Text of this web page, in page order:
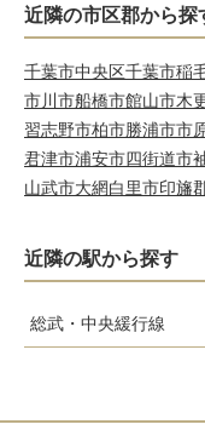
近隣の市区郡から探
千葉市中央区千葉市稲
市川市船橋市館山市木
習志野市柏市勝浦市市
君津市浦安市四街道市
山武市大網白里市印旛
近隣の駅から探す
総武・中央緩行線